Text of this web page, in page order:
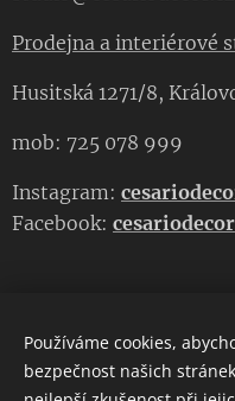
Prodejna a interiérové
Husitská 1271/8,
mob: 725 078 999
Instagram:
Facebook: cesariodecor
Používáme cookies,
bezpečnost našich